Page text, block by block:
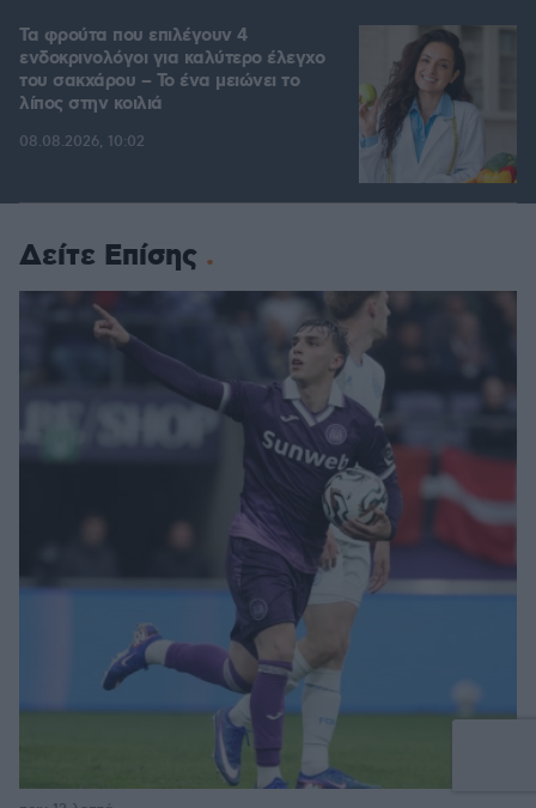
Τα φρούτα που επιλέγουν 4
ενδοκρινολόγοι για καλύτερο έλεγχο
του σακχάρου – Το ένα μειώνει το
λίπος στην κοιλιά
08.08.2026, 10:02
Δείτε Επίσης